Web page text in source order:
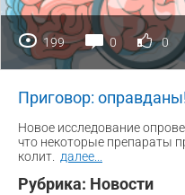
199 0 0
Приговор:
Новое исследование
что некоторые препараты
колит.
далее
Рубрика: Новости